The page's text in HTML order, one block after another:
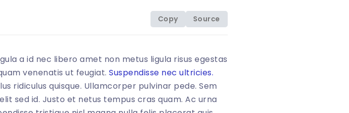
a id nec libero amet non metus ligula risus egestas
venenatis ut feugiat.Suspendisse nec ultricies.
ridiculus quisque. Ullamcorper pulvinar pede. Sem
sed id. Justo et netus tempus cras quam. Ac urna
Copy Source